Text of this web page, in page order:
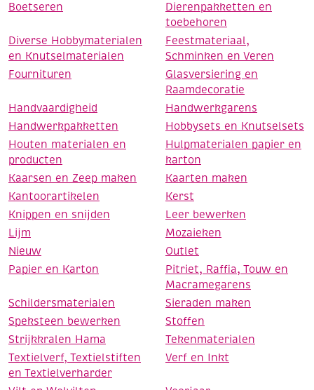
Boetseren
Dierenpakketten en
toebehoren
Diverse Hobbymaterialen
en Knutselmaterialen
Feestmateriaal,
Schminken en Veren
Fournituren
Glasversiering en
Raamdecoratie
Handvaardigheid
Handwerkgarens
Handwerkpakketten
Hobbysets en Knutselsets
Houten materialen en
producten
Hulpmaterialen papier en
karton
Kaarsen en Zeep maken
Kaarten maken
Kantoorartikelen
Kerst
Knippen en snijden
Leer bewerken
Lijm
Mozaieken
Nieuw
Outlet
Papier en Karton
Pitriet, Raffia, Touw en
Macramegarens
Schildersmaterialen
Sieraden maken
Speksteen bewerken
Stoffen
Strijkkralen Hama
Tekenmaterialen
Textielverf, Textielstiften
en Textielverharder
Verf en Inkt